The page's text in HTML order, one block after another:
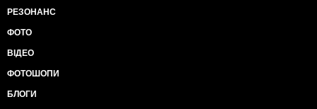
РЕЗОНАНС
ФОТО
ВІДЕО
ФОТОШОПИ
БЛОГИ